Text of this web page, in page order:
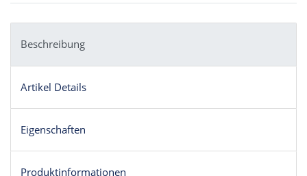
Beschreibung
Artikel Details
Eigenschaften
Produktinformationen